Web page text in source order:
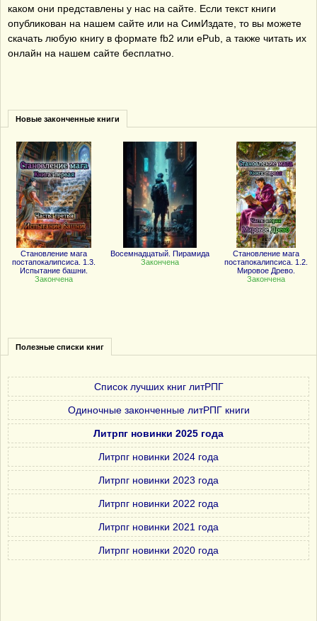
каком они представлены у нас на сайте. Если текст книги
опубликован на нашем сайте или на СимИздате, то вы можете
скачать любую книгу в формате fb2 или ePub, а также читать их
онлайн на нашем сайте бесплатно.
Новые законченные книги
Становление мага
постапокалипсиса. 1.3.
Испытание башни.
Закончена
Восемнадцатый. Пирамида
Закончена
Становление мага
постапокалипсиса. 1.2.
Мировое Древо.
Закончена
Полезные списки книг
Список лучших книг литРПГ
Одиночные законченные литРПГ книги
Литрпг новинки 2025 года
Литрпг новинки 2024 года
Литрпг новинки 2023 года
Литрпг новинки 2022 года
Литрпг новинки 2021 года
Литрпг новинки 2020 года